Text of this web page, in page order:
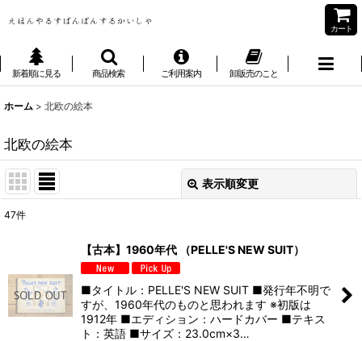
カート
新着順に見る 商品検索 ご利用案内 卸販売のこと
ホーム > 北欧の絵本
北欧の絵本
表示順変更
並び順:
絞り込む
47件
【古本】1960年代 （PELLE'S NEW SUIT）
■タイトル：PELLE'S NEW SUIT ■発行年不明で
すが、1960年代のものと思われます ※初版は
1912年 ■エディション：ハードカバー ■テキス
ト：英語 ■サイズ：23.0cm×3…